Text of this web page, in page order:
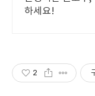
하세요!
2